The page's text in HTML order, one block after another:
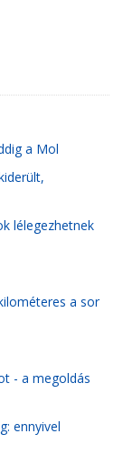
a Mol
lélegezhetnek
a sor
- a megoldás
ennyivel